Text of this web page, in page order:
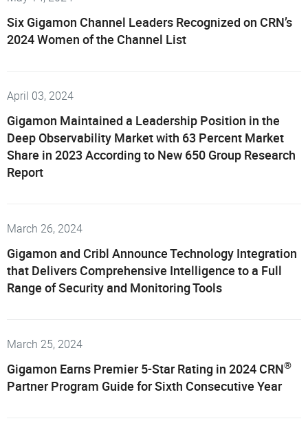
Six Gigamon Channel Leaders Recognized on CRN’s
2024 Women of the Channel List
April 03, 2024
Gigamon Maintained a Leadership Position in the
Deep Observability Market with 63 Percent Market
Share in 2023 According to New 650 Group Research
Report
March 26, 2024
Gigamon and Cribl Announce Technology Integration
that Delivers Comprehensive Intelligence to a Full
Range of Security and Monitoring Tools
March 25, 2024
Gigamon Earns Premier 5-Star Rating in 2024 CRN®
Partner Program Guide for Sixth Consecutive Year